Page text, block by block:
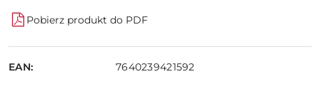
Pobierz produkt do PDF
EAN: 7640239421592